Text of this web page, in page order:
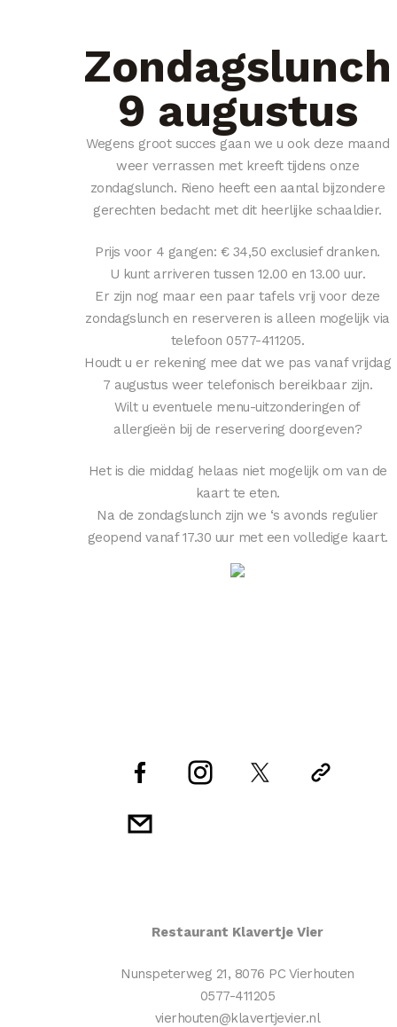
Zondagslunch
9 augustus
Wegens groot succes gaan we u ook deze maand
weer verrassen met kreeft tijdens onze
zondagslunch. Rieno heeft een aantal bijzondere
gerechten bedacht met dit heerlijke schaaldier.
Prijs voor 4 gangen: € 34,50 exclusief dranken.
U kunt arriveren tussen 12.00 en 13.00 uur.
Er zijn nog maar een paar tafels vrij voor deze
zondagslunch en reserveren is alleen mogelijk via
telefoon 0577-411205.
Houdt u er rekening mee dat we pas vanaf vrijdag
7 augustus weer telefonisch bereikbaar zijn.
Wilt u eventuele menu-uitzonderingen of
allergieën bij de reservering doorgeven?
Het is die middag helaas niet mogelijk om van de
kaart te eten.
Na de zondagslunch zijn we ‘s avonds regulier
geopend vanaf 17.30 uur met een volledige kaart.
Restaurant Klavertje Vier
Nunspeterweg 21, 8076 PC Vierhouten
0577-411205
vierhouten@klavertjevier.nl